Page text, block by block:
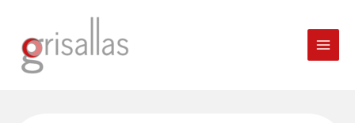
contenido